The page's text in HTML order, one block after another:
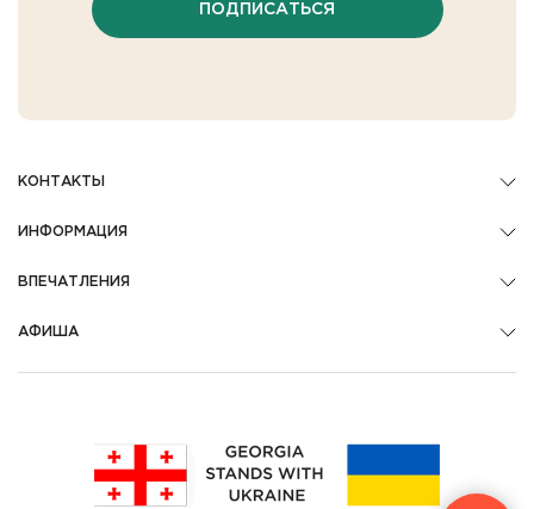
ПОДПИСАТЬСЯ
КОНТАКТЫ
ИНФОРМАЦИЯ
ВПЕЧАТЛЕНИЯ
АФИША